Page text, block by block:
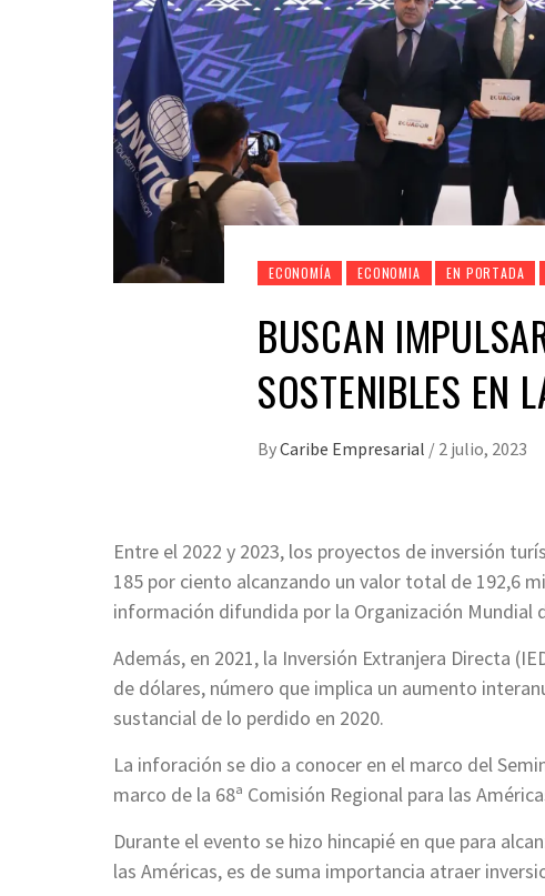
ECONOMÍA ECONOMIA EN PORTADA
BUSCAN
SOSTENIBLES EN
ByCaribe Empresarial / 2 julio, 2023
Entre el 2022 y 2023, los proyectos de inversión
185 por ciento alcanzando un valor total de 192,6
información difundida por la Organización Mundial
Además, en 2021, la Inversión Extranjera Directa
de dólares, número que implica un aumento
sustancial de lo perdido en 2020.
La inforación se dio a conocer en el marco del
marco de la 68ª Comisión Regional para las
Durante el evento se hizo hincapié en que para
las Américas, es de suma importancia atraer